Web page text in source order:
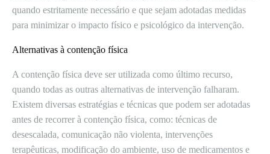
quando estritamente necessário e que sejam adotadas medidas
para minimizar o impacto físico e psicológico da intervenção.
Alternativas à contenção física
A contenção física deve ser utilizada como último recurso,
quando todas as outras alternativas de intervenção falharam.
Existem diversas estratégias e técnicas que podem ser adotadas
antes de recorrer à contenção física, como: técnicas de
desescalada, comunicação não violenta, intervenções
terapêuticas, modificação do ambiente, uso de medicamentos e